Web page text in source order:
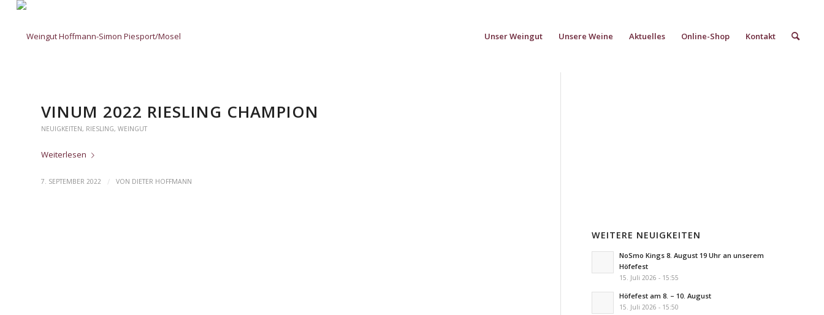
Unser Weingut Unsere Weine Aktuelles Online-Shop Kontakt
VINUM 2022 RIESLING CHAMPION
NEUIGKEITEN, RIESLING, WEINGUT
Weiterlesen
7. SEPTEMBER 2022 / VON DIETER HOFFMANN
WEITERE NEUIGKEITEN
NoSmo Kings 8. August 19 Uhr an unserem
Höfefest
15. Juli 2026 - 15:55
Höfefest am 8. – 10. August
15. Juli 2026 - 15:50